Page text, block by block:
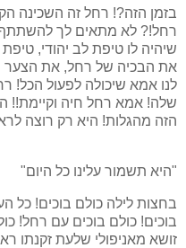
בזמן הזה?! רחל זה השכינה
רחל!? לא מתאים לך
שיהיה לו טיפת לב יהודי,
את הבכיה של רחל, את הצער
לנו אמא שיכולה לפעול הכל!
שלה! אמא רחל חיה וקיימת!!
הזה מהגלות! היא רק רוצה
"היא תשמור עלינו כל היום"
בחצות לילה כולם בוכים! כל
בוכים! כולם בוכים עם רחל!
זושא מאניפולי שלעת זקנתו